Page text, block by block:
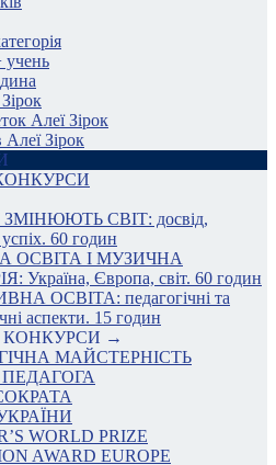
учень
Алеї Зірок
Алеї Зірок
СВІТ: досвід,
успіх. 60 годин
ОСВІТА І МУЗИЧНА
Україна, Європа, світ. 60 годин
ОСВІТА: педагогічні та
аспекти. 15 годин
КОНКУРСИ →
МАЙСТЕРНІСТЬ
WORLD PRIZE
AWARD EUROPE